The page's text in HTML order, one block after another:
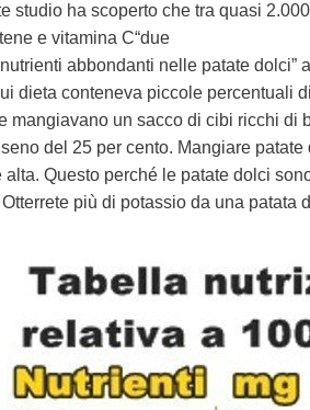
studio ha scoperto che tra quasi
e vitamina C“due
abbondanti nelle patate
dieta conteneva piccole percentuali
mangiavano un sacco di cibi ricchi di
del 25 per cento. Mangiare
alta. Questo perché le patate dolci
più di potassio da una patata